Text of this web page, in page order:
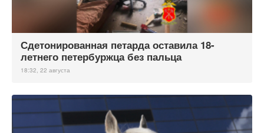
Сдетонированная петарда оставила 18-
летнего петербуржца без пальца
18:32, 22 августа